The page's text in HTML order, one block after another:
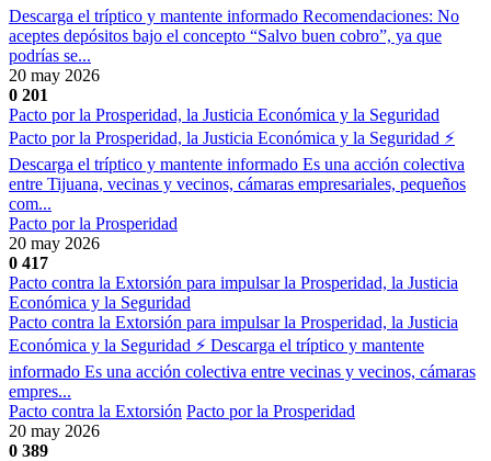
Descarga el tríptico y mantente informado Recomendaciones: No
aceptes depósitos bajo el concepto “Salvo buen cobro”, ya que
podrías se...
20 may 2026
0 201
Pacto por la Prosperidad, la Justicia Económica y la Seguridad
Pacto por la Prosperidad, la Justicia Económica y la Seguridad ⚡
Descarga el tríptico y mantente informado Es una acción colectiva
entre Tijuana, vecinas y vecinos, cámaras empresariales, pequeños
com...
Pacto por la Prosperidad
20 may 2026
0 417
Pacto contra la Extorsión para impulsar la Prosperidad, la Justicia
Económica y la Seguridad
Pacto contra la Extorsión para impulsar la Prosperidad, la Justicia
Económica y la Seguridad ⚡ Descarga el tríptico y mantente
informado Es una acción colectiva entre vecinas y vecinos, cámaras
empres...
Pacto contra la Extorsión Pacto por la Prosperidad
20 may 2026
0 389